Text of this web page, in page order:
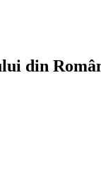
din